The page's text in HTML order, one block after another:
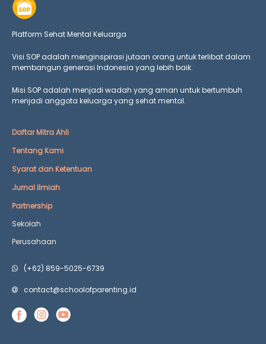
Platform Sehat Mental Keluarga
Visi SOP adalah menginspirasi jutaan orang untuk terlibat dalam
membangun generasi Indonesia yang lebih baik.
Misi SOP adalah menjadi wadah yang aman untuk bertumbuh
menjadi anggota keluarga yang sehat mental.
Daftar Mitra Ahli
Tentang Kami
Syarat dan Ketentuan
Jurnal Ilmiah
Partnership
Sekolah
Perusahaan
(+62) 859-5025-6739
contact@schoolofparenting.id